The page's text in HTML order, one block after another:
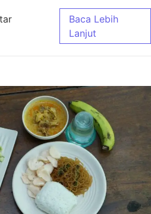
Baleendah Bandung Murah &
Baca Lebih
Lanjut